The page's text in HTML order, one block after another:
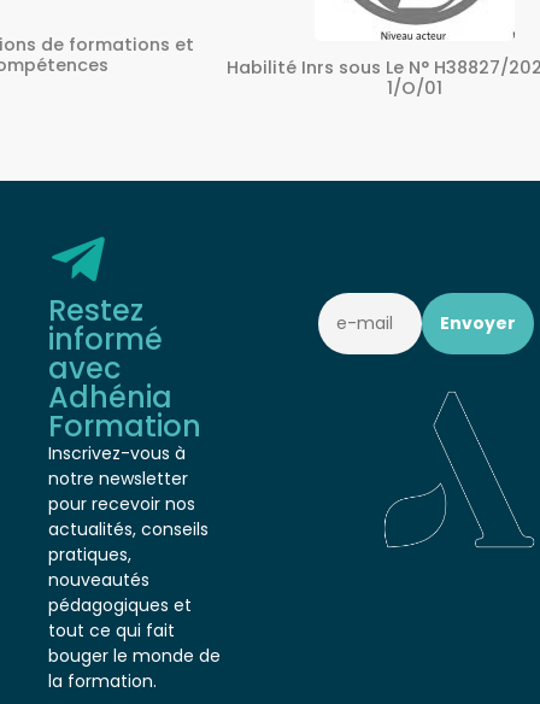
et
Habilité Inrs sous Le N° H38827/2022/SST-
Restez
informé
avec
Adhénia
Formation
Inscrivez-vous à
notre newsletter
pour recevoir nos
actualités, conseils
pratiques,
nouveautés
pédagogiques et
tout ce qui fait
bouger le monde de
la formation.